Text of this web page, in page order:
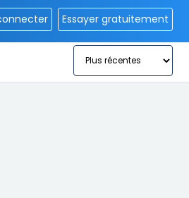
Essayer gratuitement